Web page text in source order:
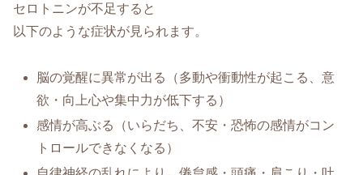
セロトニンが不足すると
以下のような症状が見られます。
脳の覚醒に異常が出る（多動や衝動性が起こる、意
欲・向上心や集中力が低下する）
感情が高ぶる（いらだち、不安・恐怖の感情がコン
トロールできなくなる）